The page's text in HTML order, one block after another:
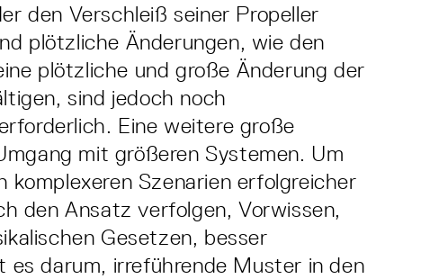
den Verschleiß seiner Propeller
plötzliche Änderungen, wie den
plötzliche und große Änderung der
sind jedoch noch
Eine weitere große
mit größeren Systemen. Um
komplexeren Szenarien erfolgreicher
den Ansatz verfolgen, Vorwissen,
Gesetzen, besser
es darum, irreführende Muster in den